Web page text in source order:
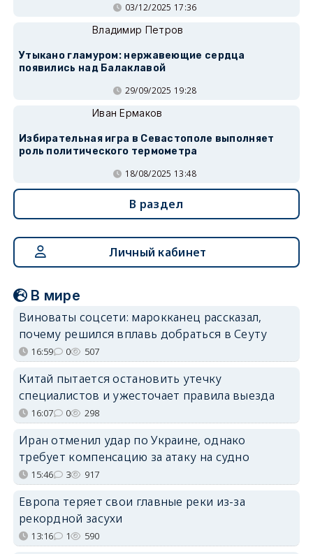
03/12/2025 17:36
Владимир Петров
Утыкано гламуром: нержавеющие сердца
появились над Балаклавой
29/09/2025 19:28
Иван Ермаков
Избирательная игра в Севастополе выполняет
роль политического термометра
18/08/2025 13:48
В раздел
Личный кабинет
В мире
Виноваты соцсети: марокканец рассказал,
почему решился вплавь добраться в Сеуту
16:59 0 507
Китай пытается остановить утечку
специалистов и ужесточает правила выезда
16:07 0 298
Иран отменил удар по Украине, однако
требует компенсацию за атаку на судно
15:46 3 917
Европа теряет свои главные реки из-за
рекордной засухи
13:16 1 590